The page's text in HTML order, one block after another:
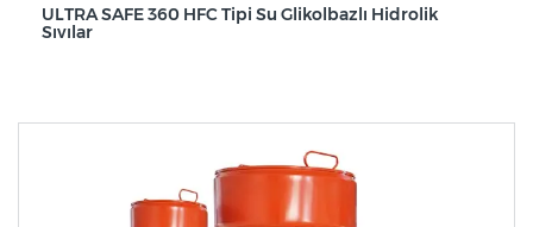
ULTRA SAFE 360 HFC Tipi Su Glikolbazlı Hidrolik
Sıvılar